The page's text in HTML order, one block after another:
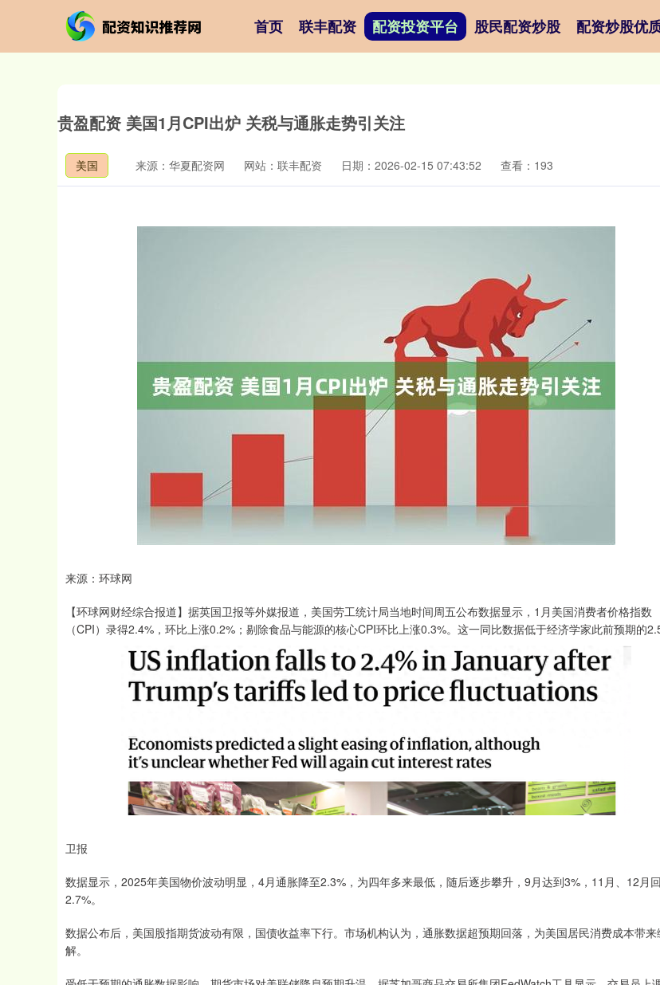
首页 联丰配资 配资投资平台 股民配资炒股 配资炒股优
贵盈配资 美国1月CPI出炉 关税与通胀走势引关注
美国 来源：华夏配资网 网站：联丰配资 日期：2026-02-15 07:43:52 查看：193
来源：环球网
【环球网财经综合报道】据英国卫报等外媒报道，美国劳工统计局当地时间周五公布数据显示，1月美国消费者价格指数
（CPI）录得2.4%，环比上涨0.2%；剔除食品与能源的核心CPI环比上涨0.3%。这一同比数据低于经济学家此前预期的
卫报
数据显示，2025年美国物价波动明显，4月通胀降至2.3%，为四年多来最低，随后逐步攀升，9月达到3%，11月、12月
2.7%。
数据公布后，美国股指期货波动有限，国债收益率下行。市场机构认为，通胀数据超预期回落，为美国居民消费成本带来
解。
深证成指 14311.01 200.89 1.42% 沪深300 4694.44 43.13